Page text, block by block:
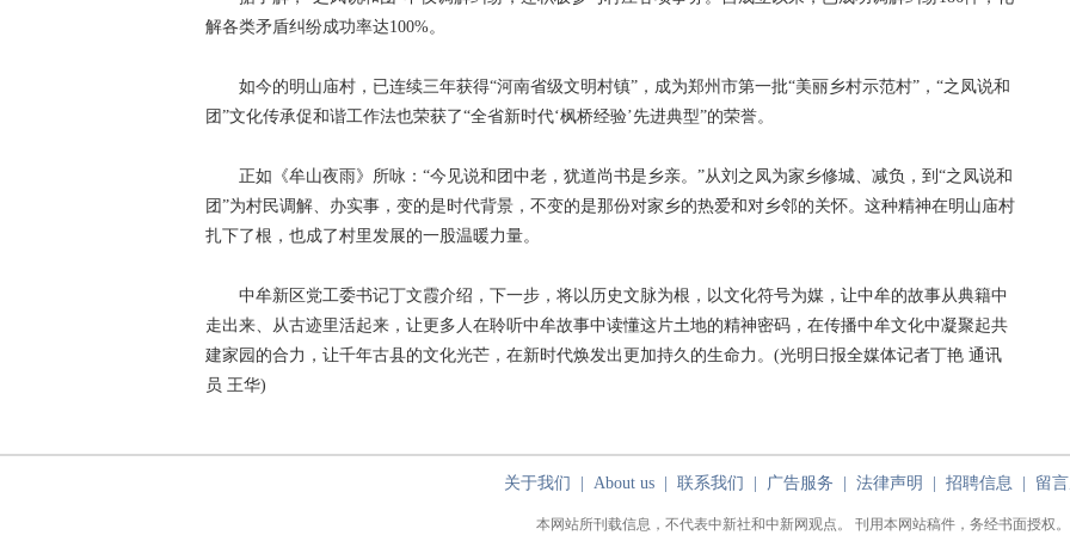
解各类矛盾纠纷成功率达100%。
如今的明山庙村，已连续三年获得“河南省级文明村镇”，成为郑州市第一批“美丽乡村示范村”，“之凤说和
团”文化传承促和谐工作法也荣获了“全省新时代‘枫桥经验’先进典型”的荣誉。
正如《牟山夜雨》所咏：“今见说和团中老，犹道尚书是乡亲。”从刘之凤为家乡修城、减负，到“之凤说和
团”为村民调解、办实事，变的是时代背景，不变的是那份对家乡的热爱和对乡邻的关怀。这种精神在明山庙村
扎下了根，也成了村里发展的一股温暖力量。
中牟新区党工委书记丁文霞介绍，下一步，将以历史文脉为根，以文化符号为媒，让中牟的故事从典籍中
走出来、从古迹里活起来，让更多人在聆听中牟故事中读懂这片土地的精神密码，在传播中牟文化中凝聚起共
建家园的合力，让千年古县的文化光芒，在新时代焕发出更加持久的生命力。(光明日报全媒体记者丁艳 通讯
员 王华)
关于我们 About us| 联系我们 广告服务 法律声明 招聘信息 留
本网站所刊载信息，不代表中新社和中新网观点。 刊用本网站稿件，务经书面授权。